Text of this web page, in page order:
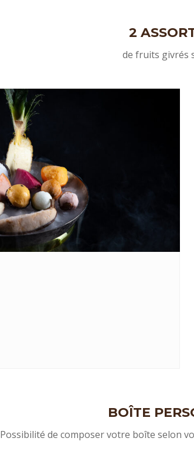
2
de fruits givrés
BOÎTE
Possibilité de composer votre boîte selon